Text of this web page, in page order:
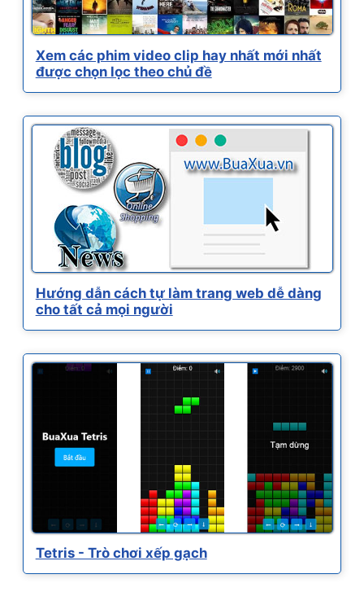
Xem các phim video clip hay nhất mới nhất
được chọn lọc theo chủ đề
Hướng dẫn cách tự làm trang web dễ dàng
cho tất cả mọi người
Tetris - Trò chơi xếp gạch